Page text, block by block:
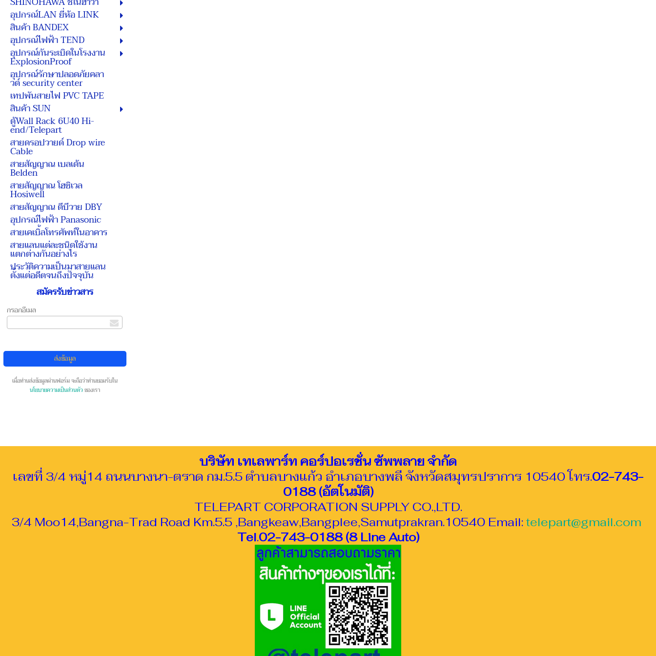
อุปกรณ์LAN ยี่ห้อ LINK
สินค้า BANDEX
อุปกรณ์ไฟฟ้า TEND
อุปกรณ์กันระเบิดในโรงงาน
ExplosionProof
อุปกรณ์รักษาปลอดภัยคลา
วด์ security center
เทปพันสายไฟ PVC TAPE
สินค้า SUN
ตู้Wall Rack 6U40 Hi-
end/Telepart
สายดรอปวายด์ Drop wire
Cable
สายสัญญาณ เบลเด้น
Belden
สายสัญญาณ โฮซิเวล
Hosiwell
สายสัญญาณ ดีบีวาย DBY
อุปกรณ์ไฟฟ้า Panasonic
สายเคเบิ้ลโทรศัพท์ในอาคาร
สายแลนแต่ละชนิดใช้งาน
แตกต่างกันอย่างไร
ประวัติความเป็นมาสายแลน
ตั้งแต่อดีตจนถึงปัจจุบัน
สมัครรับข่าวสาร
กรอกอีเมล
เมื่อท่านส่งข้อมูลผ่านฟอร์ม จะถือว่าท่านยอมรับใน
นโยบายความเป็นส่วนตัว ของเรา
บริษัท เทเลพาร์ท คอร์ปอเรชั่น ซัพพลาย จำกัด
เลขที่ 3/4 หมู่14 ถนนบางนา-ตราด กม.5.5 ตำบลบางแก้ว อำเภอบางพลี จังหวัดสมุทรปราการ 10540 โทร.02-743-
0188 (อัตโนมัติ)
TELEPART CORPORATION SUPPLY CO.,LTD.
3/4 Moo14,Bangna-Trad Road Km.5.5 ,Bangkeaw,Bangplee,Samutprakran.10540 Email:telepart@gmail.com
Tel.02-743-0188 (8 Line Auto)